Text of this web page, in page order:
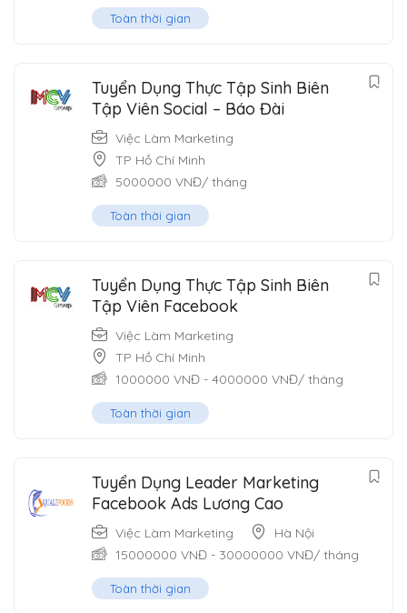
Toàn thời gian
Tuyển Dụng Thực Tập Sinh Biên
Tập Viên Social – Báo Đài
Việc Làm Marketing
TP Hồ Chí Minh
5000000 VNĐ/ tháng
Toàn thời gian
Tuyển Dụng Thực Tập Sinh Biên
Tập Viên Facebook
Việc Làm Marketing
TP Hồ Chí Minh
1000000 VNĐ - 4000000 VNĐ/ tháng
Toàn thời gian
Tuyển Dụng Leader Marketing
Facebook Ads Lương Cao
Việc Làm Marketing
Hà Nội
15000000 VNĐ - 30000000 VNĐ/ tháng
Toàn thời gian